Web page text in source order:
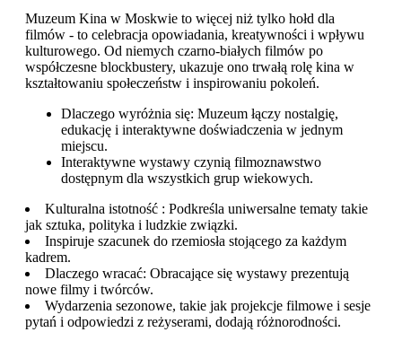
Muzeum Kina w Moskwie to więcej niż tylko hołd dla
filmów - to celebracja opowiadania, kreatywności i wpływu
kulturowego. Od niemych czarno-białych filmów po
współczesne blockbustery, ukazuje ono trwałą rolę kina w
kształtowaniu społeczeństw i inspirowaniu pokoleń.
Dlaczego wyróżnia się: Muzeum łączy nostalgię,
edukację i interaktywne doświadczenia w jednym
miejscu.
Interaktywne wystawy czynią filmoznawstwo
dostępnym dla wszystkich grup wiekowych.
Kulturalna istotność : Podkreśla uniwersalne tematy takie
jak sztuka, polityka i ludzkie związki.
Inspiruje szacunek do rzemiosła stojącego za każdym
kadrem.
Dlaczego wracać: Obracające się wystawy prezentują
nowe filmy i twórców.
Wydarzenia sezonowe, takie jak projekcje filmowe i sesje
pytań i odpowiedzi z reżyserami, dodają różnorodności.